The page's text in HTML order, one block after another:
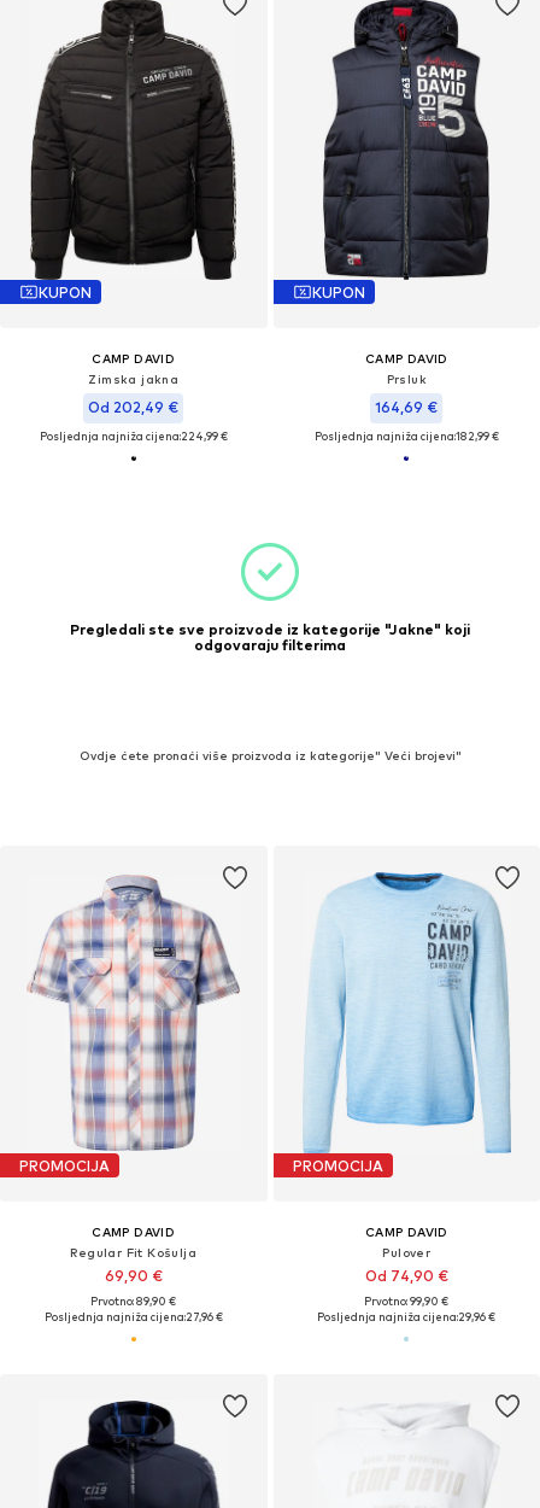
KUPON
CAMP DAVID
Zimska jakna
Od 202,49 €
Posljednja najniža cijena:224,99 €
KUPON
CAMP DAVID
Prsluk
164,69 €
Posljednja najniža cijena:182,99 €
Pregledali ste sve proizvode iz kategorije "Jakne" koji
odgovaraju filterima
Ovdje ćete pronaći više proizvoda iz kategorije" Veći brojevi"
PROMOCIJA
CAMP DAVID
Regular Fit Košulja
69,90 €
Prvotno: 89,90 €
Posljednja najniža cijena:27,96 €
PROMOCIJA
CAMP DAVID
Pulover
Od 74,90 €
Prvotno: 99,90 €
Posljednja najniža cijena:29,96 €